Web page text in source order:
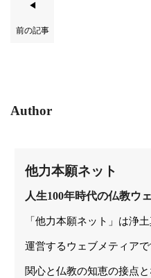
◀
前の記事
Author
他力本願ネット
人生100年時代の仏教ウ
「他力本願ネット」は浄
運営するウェブメティア
関心と仏教の知恵の接点